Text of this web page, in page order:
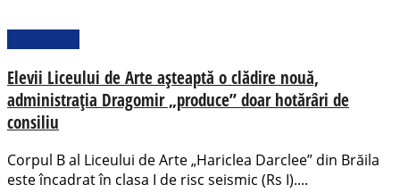
Elevii Liceului de Arte așteaptă o clădire nouă,
administrația Dragomir „produce” doar hotărâri de
consiliu
Corpul B al Liceului de Arte „Hariclea Darclee” din Brăila
este încadrat în clasa I de risc seismic (Rs I)....